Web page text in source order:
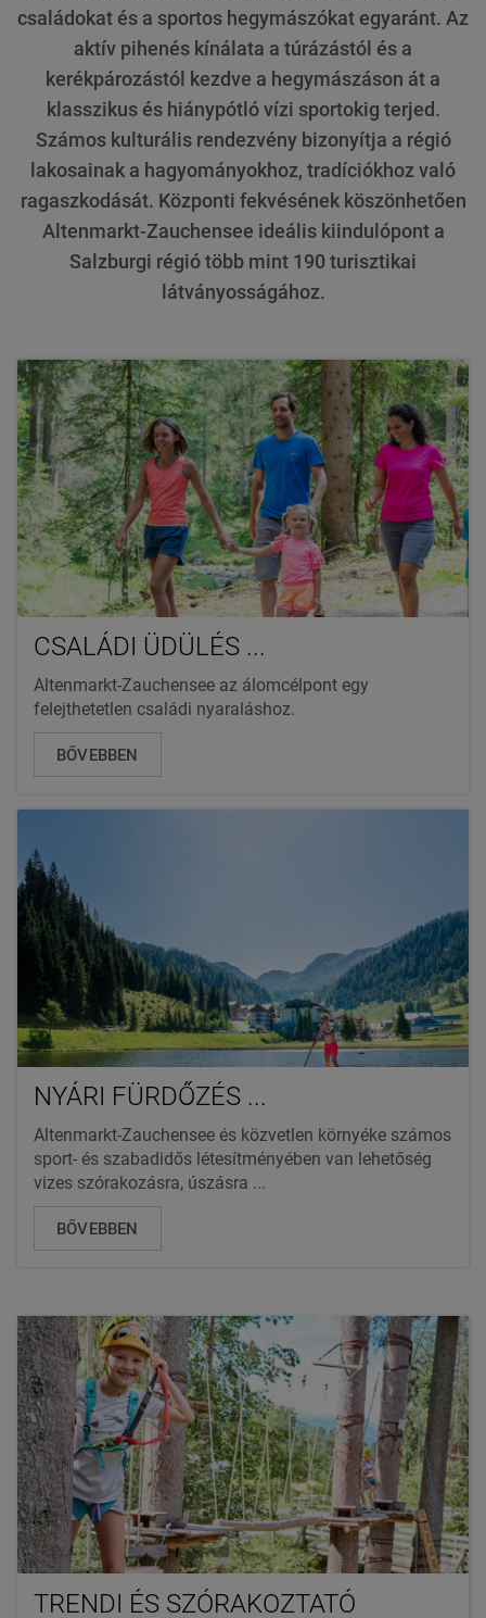
családokat és a sportos hegymászókat egyaránt. Az
aktív pihenés kínálata a túrázástól és a
kerékpározástól kezdve a hegymászáson át a
klasszikus és hiánypótló vízi sportokig terjed.
Számos kulturális rendezvény bizonyítja a régió
lakosainak a hagyományokhoz, tradíciókhoz való
ragaszkodását. Központi fekvésének köszönhetően
Altenmarkt-Zauchensee ideális kiindulópont a
Salzburgi régió több mint 190 turisztikai
látványosságához.
CSALÁDI ÜDÜLÉS ...
Altenmarkt-Zauchensee az álomcélpont egy
felejthetetlen családi nyaraláshoz.
BŐVEBBEN
NYÁRI FÜRDŐZÉS ...
Altenmarkt-Zauchensee és közvetlen környéke számos
sport- és szabadidős létesítményében van lehetőség
vizes szórakozásra, úszásra ...
BŐVEBBEN
TRENDI ÉS SZÓRAKOZTATÓ